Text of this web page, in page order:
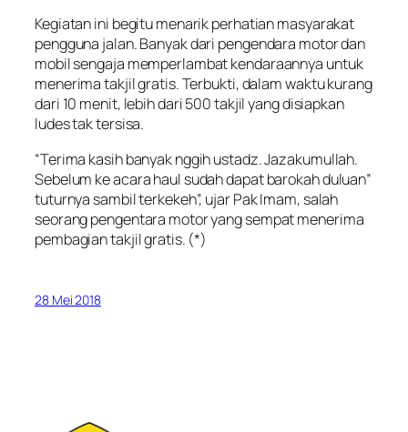
Kegiatan ini begitu menarik perhatian masyarakat
pengguna jalan. Banyak dari pengendara motor dan
mobil sengaja memperlambat kendaraannya untuk
menerima takjil gratis. Terbukti, dalam waktu kurang
dari 10 menit, lebih dari 500 takjil yang disiapkan
ludes tak tersisa.
“Terima kasih banyak nggih ustadz. Jazakumullah.
Sebelum ke acara haul sudah dapat barokah duluan”
tuturnya sambil terkekeh”, ujar Pak Imam, salah
seorang pengentara motor yang sempat menerima
pembagian takjil gratis. (*)
28 Mei 2018